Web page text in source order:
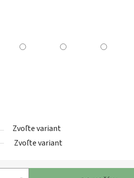
Zvoľte variant
Zvoľte variant